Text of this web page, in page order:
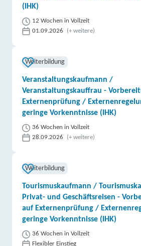
(IHK)
12 Wochen in Vollzeit
01.09.2026
(+ weitere)
Weiterbildung
Veranstaltungskaufmann /
Veranstaltungskauffrau -
Externenprüfung /
geringe Vorkenntnisse (IHK)
36 Wochen in Vollzeit
28.09.2026
(+ weitere)
Weiterbildung
Tourismuskaufmann /
Privat- und Geschäftsreisen -
auf Externenprüfung /
geringe Vorkenntnisse (IHK)
36 Wochen in Vollzeit
Flexibler Einstieg